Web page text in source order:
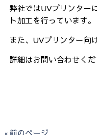
弊社ではUVプリンター
ト加工を行っています。
また、UVプリンター向
詳細はお問い合わせくだ
« 前のページ